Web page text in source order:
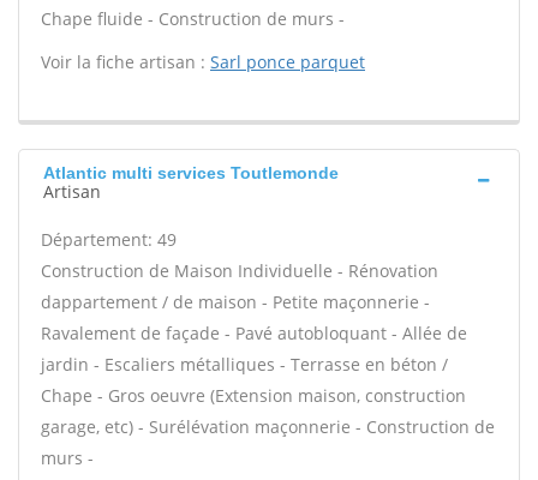
Chape fluide - Construction de murs -
Voir la fiche artisan : Sarl ponce parquet
Atlantic multi services Toutlemonde
Artisan
Département: 49
Construction de Maison Individuelle - Rénovation
dappartement / de maison - Petite maçonnerie -
Ravalement de façade - Pavé autobloquant - Allée de
jardin - Escaliers métalliques - Terrasse en béton /
Chape - Gros oeuvre (Extension maison, construction
garage, etc) - Surélévation maçonnerie - Construction de
murs -